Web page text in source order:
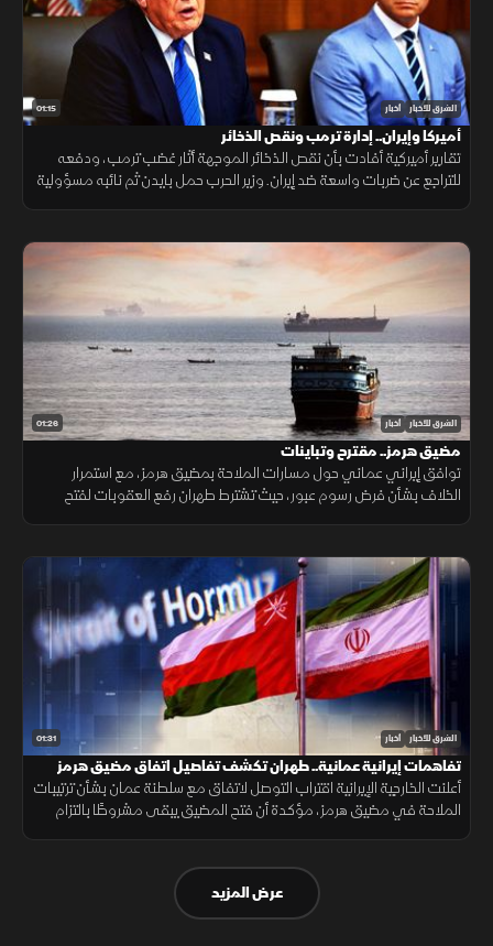
01:15 الشرق للأخبار أخبار
أميركا وإيران.. إدارة ترمب ونقص الذخائر
تقارير أميركية أفادت بأن نقص الذخائر الموجهة أثار غضب ترمب، ودفعه
للتراجع عن ضربات واسعة ضد إيران. وزير الحرب حمل بايدن ثم نائبه مسؤولية
01:26 الشرق للأخبار أخبار
مضيق هرمز.. مقترح وتباينات
توافق إيراني عماني حول مسارات الملاحة بمضيق هرمز، مع استمرار
الخلاف بشأن فرض رسوم عبور، حيث تشترط طهران رفع العقوبات لفتح
01:31 الشرق للأخبار أخبار
تفاهمات إيرانية عمانية.. طهران تكشف تفاصيل اتفاق مضيق هرمز
أعلنت الخارجية الإيرانية اقتراب التوصل لاتفاق مع سلطنة عمان بشأن ترتيبات
الملاحة في مضيق هرمز، مؤكدة أن فتح المضيق يبقى مشروطًا بالتزام
عرض المزيد